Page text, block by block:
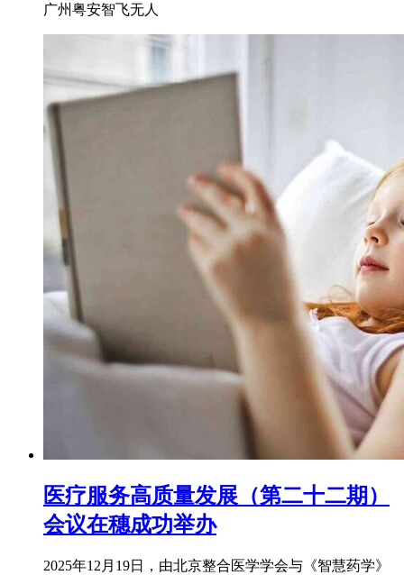
广州粤安智飞无人
医疗服务高质量发展（第二十二期）
会议在穗成功举办
2025年12月19日，由北京整合医学学会与《智慧药学》